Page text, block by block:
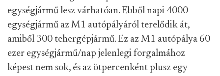
egységjármű lesz várhatóan. Ebből napi 4000
egységjármű az M1 autópályáról terelődik át,
amiből 300 tehergépjármű. Ez az M1 autópálya 60
ezer egységjármű/nap jelenlegi forgalmához
képest nem sok, és az ötpercenként plusz egy